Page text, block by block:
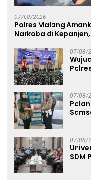
07/08/2026
Polres Malang
Narkoba di
07/08/
Wujud
07/08/
07/08/
SDM